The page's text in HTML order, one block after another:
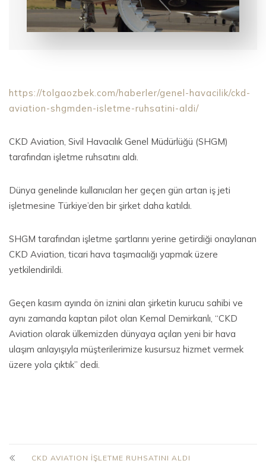
https://tolgaozbek.com/haberler/genel-havacilik/ckd-
aviation-shgmden-isletme-ruhsatini-aldi/
CKD Aviation, Sivil Havacılık Genel Müdürlüğü (SHGM)
tarafından işletme ruhsatını aldı.
Dünya genelinde kullanıcıları her geçen gün artan iş jeti
işletmesine Türkiye’den bir şirket daha katıldı.
SHGM tarafından işletme şartlarını yerine getirdiği onaylanan
CKD Aviation, ticari hava taşımacılığı yapmak üzere
yetkilendirildi.
Geçen kasım ayında ön iznini alan şirketin kurucu sahibi ve
aynı zamanda kaptan pilot olan Kemal Demirkanlı, “CKD
Aviation olarak ülkemizden dünyaya açılan yeni bir hava
ulaşım anlayışıyla müşterilerimize kusursuz hizmet vermek
üzere yola çıktık” dedi.
CKD AVIATION İŞLETME RUHSATINI ALDI